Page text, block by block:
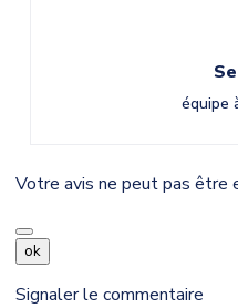
équipe
Votre avis ne peut pas être
ok
Signaler le commentaire